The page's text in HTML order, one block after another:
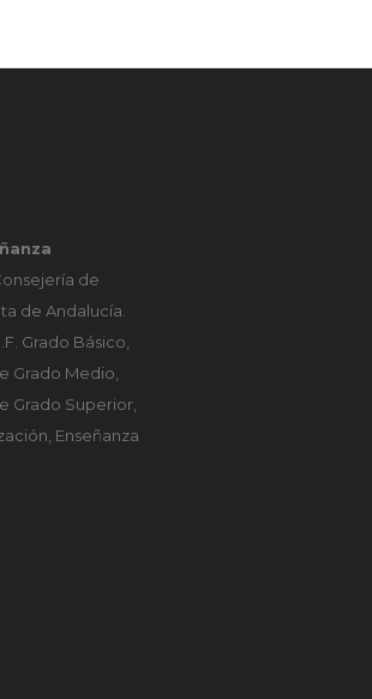
de
de Andalucía.
Grado Básico,
Grado Medio,
Grado Superior,
Enseñanza